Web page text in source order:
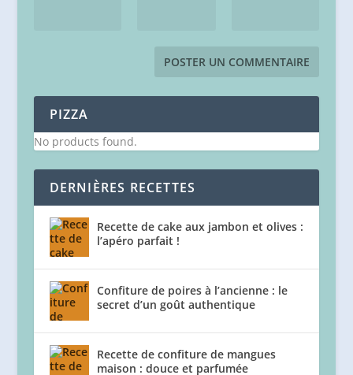
PIZZA
No products found.
DERNIÈRES RECETTES
Recette de cake aux jambon et olives :
l’apéro parfait !
Confiture de poires à l’ancienne : le
secret d’un goût authentique
Recette de confiture de mangues
maison : douce et parfumée